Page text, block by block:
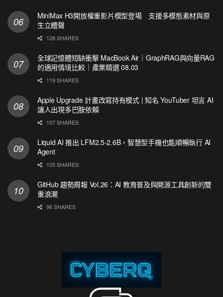
MiniMax H3開放權重影片模型登場 支援多模態素材與原
生立體聲
128 SHARES
全球記憶體短缺衝擊 MacBook Air｜GraphRAG與向量RAG
的適用情境比較｜產業精選 08.03
119 SHARES
Apple Upgrade 計畫改寫持有模式 | 知名 YouTuber 坦言 AI
讓人出現多巴胺依賴
107 SHARES
Liquid AI 推出 LFM2.5-2.6B，智慧型手機也能順暢執行 AI
Agent
105 SHARES
GitHub 趨勢周報 Vol.26：AI 教育普及與開源工具創新的雙
重浪潮
96 SHARES